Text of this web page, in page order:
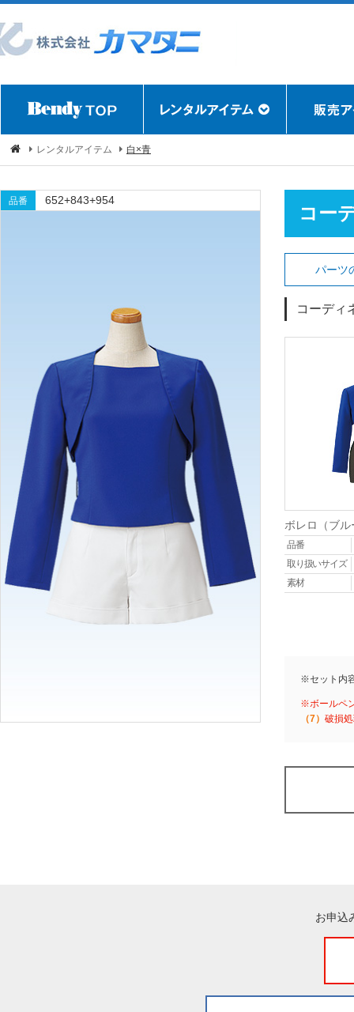
レンタルアイテム 白×青
品番 652+843+954
コー
パーツ
コーディ
ボレロ（ブル
品番
取り扱いサイズ
素材
※セット内
※ボールペ
（7） 破損
お申込